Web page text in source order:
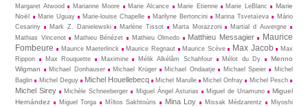
Margaret Atwood
Marianne Moore Marie Alcance Marie Etienne Marie LeBlanc
Marie
Noël
Marie Uguay Marie-louise Chapelle Marilyne Bertoncini Marina Tsvetaïeva
Mário
Cesariny
Mark Z. Danielewski Marlène Tissot Marta Morazzoni
Martial d Auvergne
Mathias Vincenot
Mathieu Bénézet Mathieu Olmedo Matthieu Messagier
Maurice
Fombeure
Maurice Maeterlinck Maurice Regnaut Maurice Scève Max Jacob
Max
Rippon
Max Rouquette Maximine Mélik Alkélâm Schahfour Mélot du Dy
Menno
Wigman
Michael Donhauser Michael Krüger Michael Ondaatje Michael Speier
Michel
Baglin
Michel Deguy Michel Houellebecq Michel Marulle Michel Onfray Michel Pesch
Michel Sirey Michèle Schneeberger Miguel Ángel Asturias Miguel de Unamuno
Miguel
Hernández
Miguel Torga Mìltos Sakhtoùris Mina Loy Missak Médzarentz
Miyoshi